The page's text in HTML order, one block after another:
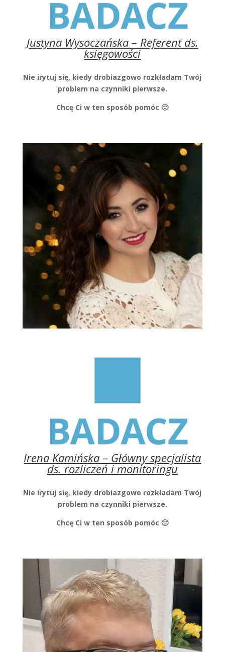
Justyna Wysoczańska – Referent ds.
księgowości
Nie irytuj się, kiedy drobiazgowo rozkładam Twój
problem na czynniki pierwsze.
Chcę Ci w ten sposób pomóc 🙂
Irena Kamińska – Główny specjalista
ds. rozliczeń i monitoringu
Nie irytuj się, kiedy drobiazgowo rozkładam Twój
problem na czynniki pierwsze.
Chcę Ci w ten sposób pomóc 🙂